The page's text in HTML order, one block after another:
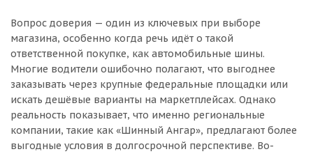
Вопрос доверия — один из ключевых при выборе
магазина, особенно когда речь идёт о такой
ответственной покупке, как автомобильные шины.
Многие водители ошибочно полагают, что выгоднее
заказывать через крупные федеральные площадки или
искать дешёвые варианты на маркетплейсах. Однако
реальность показывает, что именно региональные
компании, такие как «Шинный Ангар», предлагают более
выгодные условия в долгосрочной перспективе. Во-